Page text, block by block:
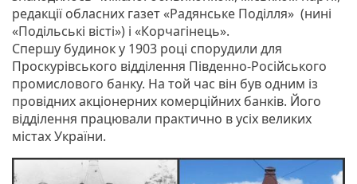
редакції обласних газет «Радянське Поділля» (нині
«Подільські вісті») і «Корчагінець».
Спершу будинок у 1903 році спорудили для
Проскурівського відділення Південно-Російського
промислового банку. На той час він був одним із
провідних акціонерних комерційних банків. Його
відділення працювали практично в усіх великих
містах України.